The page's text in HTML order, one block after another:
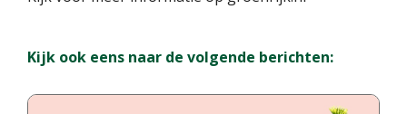
Kijk ook eens naar de volgende berichten: